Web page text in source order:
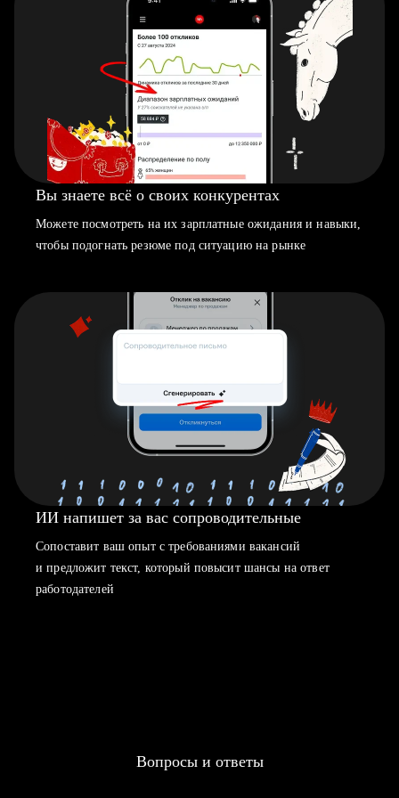
Вы знаете всё о своих конкурентах
Можете посмотреть на их зарплатные ожидания и навыки,
чтобы подогнать резюме под ситуацию на рынке
ИИ напишет за вас сопроводительные
Сопоставит ваш опыт с требованиями вакансий
и предложит текст, который повысит шансы на ответ
работодателей
Вопросы и ответы